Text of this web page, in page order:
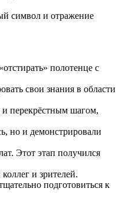
символ и отражение
полотенце с
свои знания в области
перекрёстным шагом,
но и демонстрировали
Этот этап получился
и зрителей.
подготовиться к